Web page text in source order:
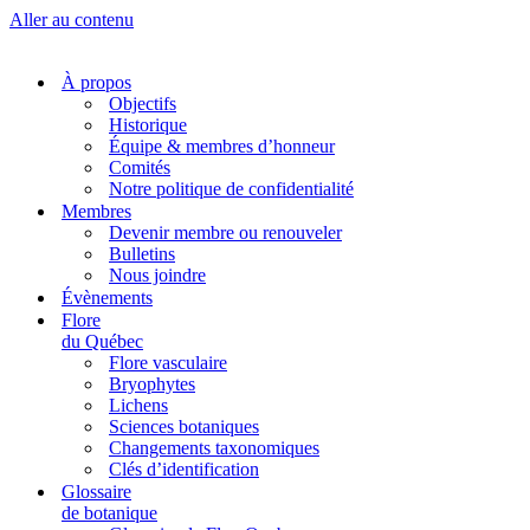
Aller au contenu
À propos
Objectifs
Historique
Équipe & membres d’honneur
Comités
Notre politique de confidentialité
Membres
Devenir membre ou renouveler
Bulletins
Nous joindre
Évènements
Flore
du Québec
Flore vasculaire
Bryophytes
Lichens
Sciences botaniques
Changements taxonomiques
Clés d’identification
Glossaire
de botanique